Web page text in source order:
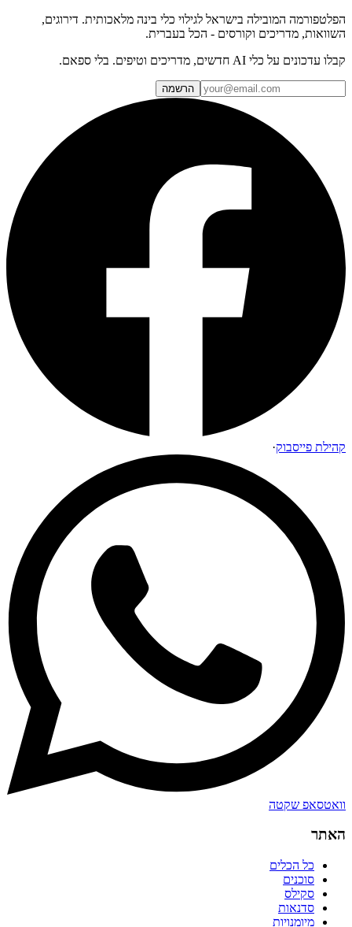
הפלטפורמה המובילה בישראל לגילוי כלי בינה מלאכותית. דירוגים,
השוואות, מדריכים וקורסים - הכל בעברית.
קבלו עדכונים על כלי AI חדשים, מדריכים וטיפים. בלי ספאם.
הרשמה
קהילת פייסבוק·
וואטסאפ שקטה
האתר
כל הכלים
סוכנים
סקילס
סדנאות
מיומנויות